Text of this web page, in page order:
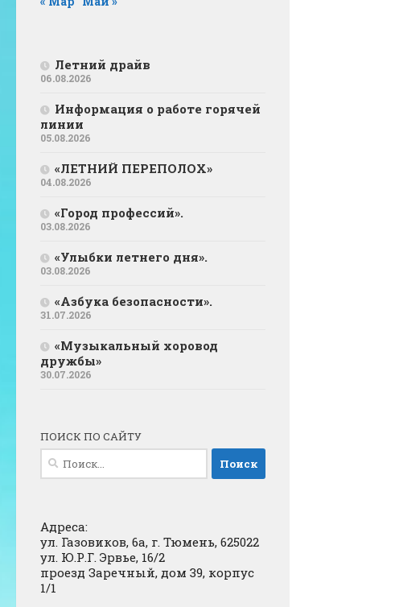
Летний драйв
06.08.2026
Информация о работе горячей
линии
05.08.2026
«ЛЕТНИЙ ПЕРЕПОЛОХ»
04.08.2026
«Город профессий».
03.08.2026
«Улыбки летнего дня».
03.08.2026
«Азбука безопасности».
31.07.2026
«Музыкальный хоровод
дружбы»
30.07.2026
ПОИСК ПО САЙТУ
Найти:
Адреса:
ул. Газовиков, 6а, г. Тюмень, 625022
ул. Ю.Р.Г. Эрвье, 16/2
проезд Заречный, дом 39, корпус
1/1